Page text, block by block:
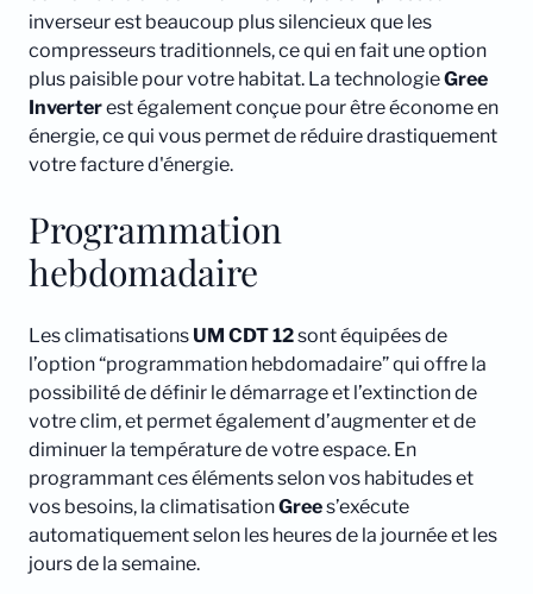
inverseur est beaucoup plus silencieux que les
compresseurs traditionnels, ce qui en fait une option
plus paisible pour votre habitat. La technologieGree
Inverterest également conçue pour être économe en
énergie, ce qui vous permet de réduire drastiquement
votre facture d'énergie.
Programmation
hebdomadaire
Les climatisations UM CDT 12sont équipées de
l’option “programmation hebdomadaire” qui offre la
possibilité de définir le démarrage et l’extinction de
votre clim, et permet également d’augmenter et de
diminuer la température de votre espace. En
programmant ces éléments selon vos habitudes et
vos besoins, la climatisationGrees’exécute
automatiquement selon les heures de la journée et les
jours de la semaine.